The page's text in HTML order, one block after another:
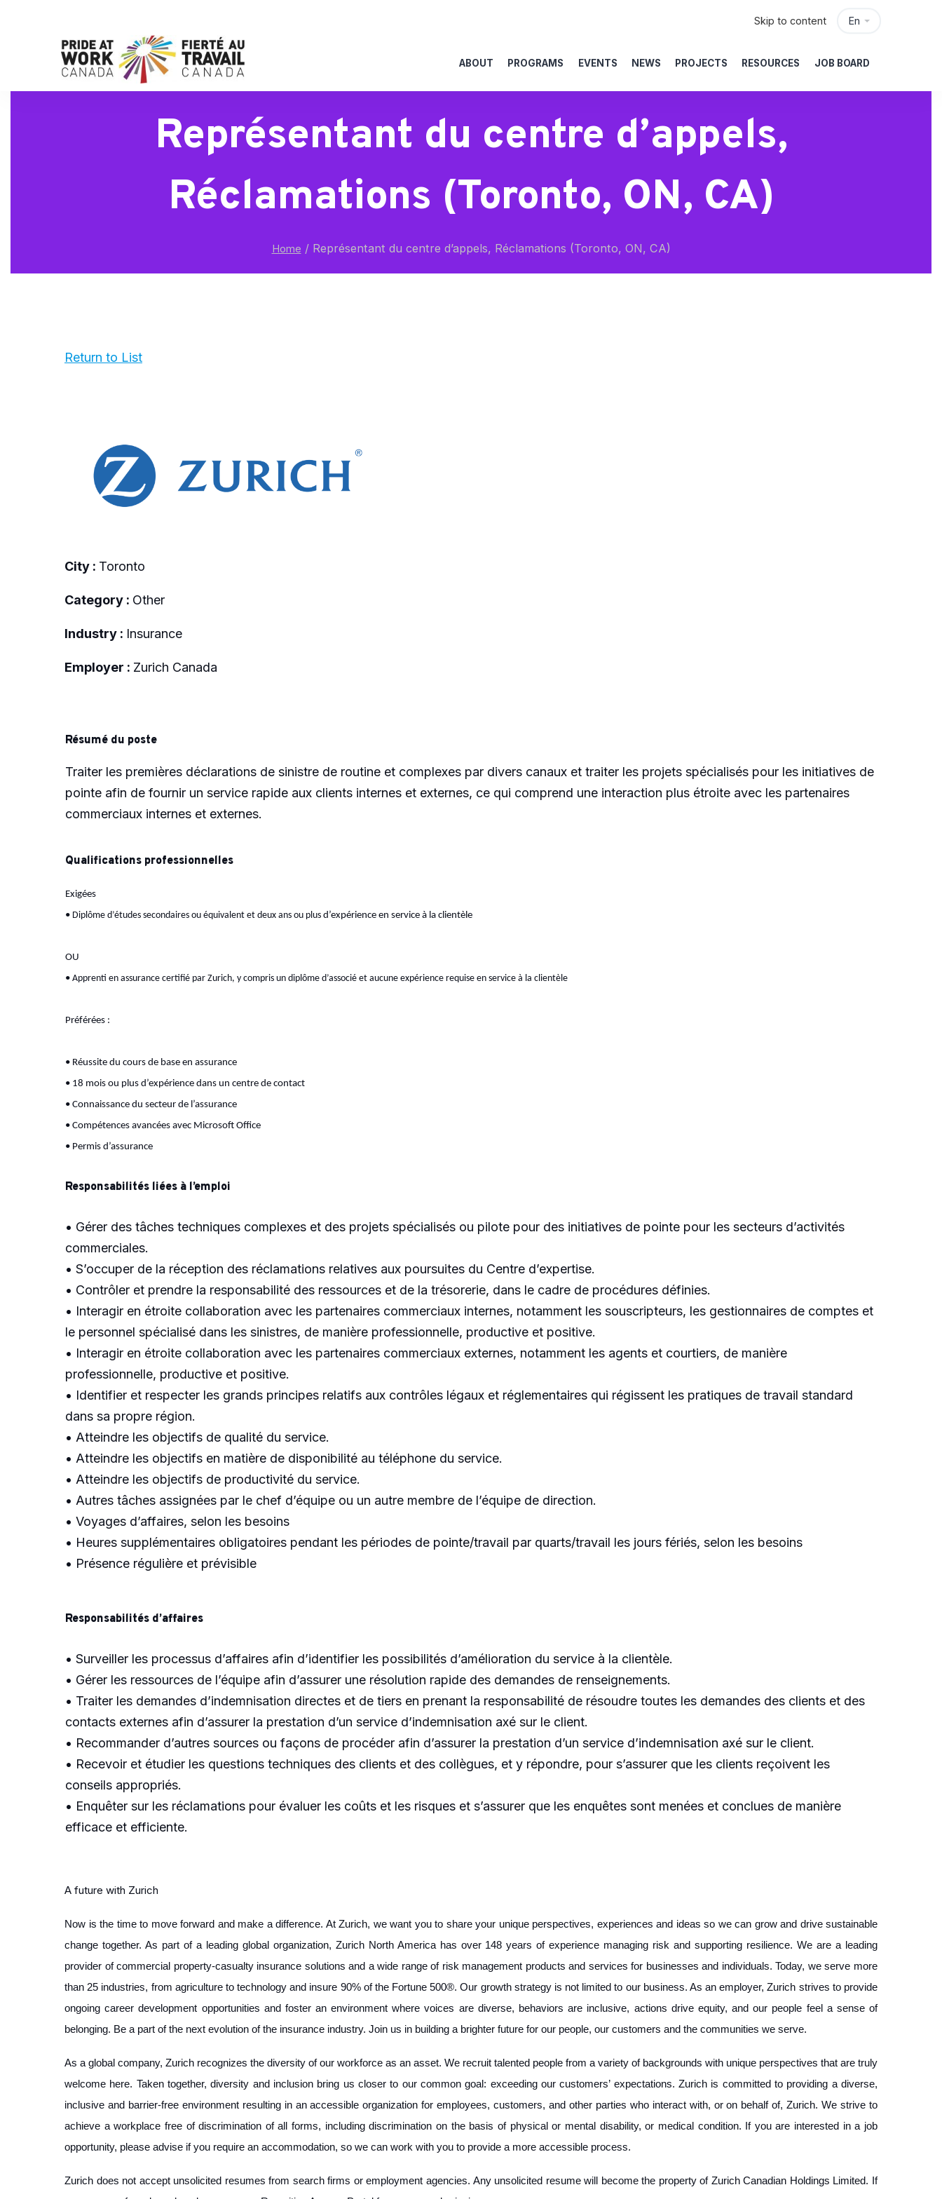
En
Skip to content
ABOUT PROGRAMS EVENTS NEWS PROJECTS RESOURCES JOB BOARD
Représentant du centre d’appels,
Réclamations (Toronto, ON, CA)
Home /Représentant du centre d’appels, Réclamations (Toronto, ON, CA)
Return to List
City : Toronto
Category : Other
Industry : Insurance
Employer : Zurich Canada
Résumé du poste
Traiter les premières déclarations de sinistre de routine et complexes par divers canaux et traiter les projets spécialisés pour les initiatives de
pointe afin de fournir un service rapide aux clients internes et externes, ce qui comprend une interaction plus étroite avec les partenaires
commerciaux internes et externes.
Qualifications professionnelles
Exigées
• Diplôme d’études secondaires ou équivalent et deux ans ou plus d’expérience en service à la clientèle
OU
• Apprenti en assurance certifié par Zurich, y compris un diplôme d’associé et aucune expérience requise en service à la clientèle
Préférées :
• Réussite du cours de base en assurance
• 18 mois ou plus d’expérience dans un centre de contact
• Connaissance du secteur de l’assurance
• Compétences avancées avec Microsoft Office
• Permis d’assurance
Responsabilités liées à l’emploi
• Gérer des tâches techniques complexes et des projets spécialisés ou pilote pour des initiatives de pointe pour les secteurs d’activités
commerciales.
• S’occuper de la réception des réclamations relatives aux poursuites du Centre d’expertise.
• Contrôler et prendre la responsabilité des ressources et de la trésorerie, dans le cadre de procédures définies.
• Interagir en étroite collaboration avec les partenaires commerciaux internes, notamment les souscripteurs, les gestionnaires de comptes et
le personnel spécialisé dans les sinistres, de manière professionnelle, productive et positive.
• Interagir en étroite collaboration avec les partenaires commerciaux externes, notamment les agents et courtiers, de manière
professionnelle, productive et positive.
• Identifier et respecter les grands principes relatifs aux contrôles légaux et réglementaires qui régissent les pratiques de travail standard
dans sa propre région.
• Atteindre les objectifs de qualité du service.
• Atteindre les objectifs en matière de disponibilité au téléphone du service.
• Atteindre les objectifs de productivité du service.
• Autres tâches assignées par le chef d’équipe ou un autre membre de l’équipe de direction.
• Voyages d’affaires, selon les besoins
• Heures supplémentaires obligatoires pendant les périodes de pointe/travail par quarts/travail les jours fériés, selon les besoins
• Présence régulière et prévisible
Responsabilités d’affaires
• Surveiller les processus d’affaires afin d’identifier les possibilités d’amélioration du service à la clientèle.
• Gérer les ressources de l’équipe afin d’assurer une résolution rapide des demandes de renseignements.
• Traiter les demandes d’indemnisation directes et de tiers en prenant la responsabilité de résoudre toutes les demandes des clients et des
contacts externes afin d’assurer la prestation d’un service d’indemnisation axé sur le client.
• Recommander d’autres sources ou façons de procéder afin d’assurer la prestation d’un service d’indemnisation axé sur le client.
• Recevoir et étudier les questions techniques des clients et des collègues, et y répondre, pour s’assurer que les clients reçoivent les
conseils appropriés.
• Enquêter sur les réclamations pour évaluer les coûts et les risques et s’assurer que les enquêtes sont menées et conclues de manière
efficace et efficiente.
A future with Zurich
Now is the time to move forward and make a difference. At Zurich, we want you to share your unique perspectives, experiences and ideas so we can grow and drive sustainable
change together. As part of a leading global organization, Zurich North America has over 148 years of experience managing risk and supporting resilience. We are a leading
provider of commercial property-casualty insurance solutions and a wide range of risk management products and services for businesses and individuals. Today, we serve more
than 25 industries, from agriculture to technology and insure 90% of the Fortune 500®. Our growth strategy is not limited to our business. As an employer, Zurich strives to provide
ongoing career development opportunities and foster an environment where voices are diverse, behaviors are inclusive, actions drive equity, and our people feel a sense of
belonging. Be a part of the next evolution of the insurance industry. Join us in building a brighter future for our people, our customers and the communities we serve.
As a global company, Zurich recognizes the diversity of our workforce as an asset. We recruit talented people from a variety of backgrounds with unique perspectives that are truly
welcome here. Taken together, diversity and inclusion bring us closer to our common goal: exceeding our customers’ expectations. Zurich is committed to providing a diverse,
inclusive and barrier-free environment resulting in an accessible organization for employees, customers, and other parties who interact with, or on behalf of, Zurich. We strive to
achieve a workplace free of discrimination of all forms, including discrimination on the basis of physical or mental disability, or medical condition. If you are interested in a job
opportunity, please advise if you require an accommodation, so we can work with you to provide a more accessible process.
Zurich does not accept unsolicited resumes from search firms or employment agencies. Any unsolicited resume will become the property of Zurich Canadian Holdings Limited. If